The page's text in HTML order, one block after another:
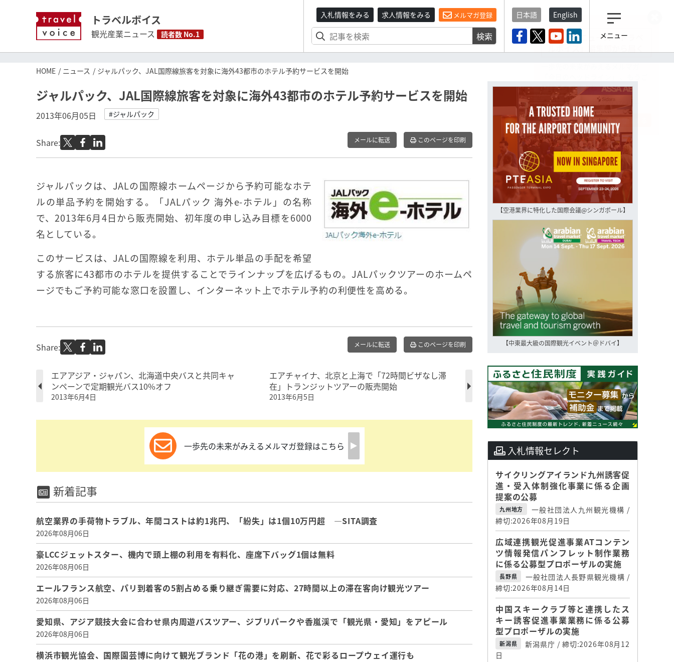
トラベルボイス
観光産業ニュース 読者数 No.1
入札情報をみる 求人情報をみる メルマガ登録
検索
日本語 English
メニュー
HOME ニュース ジャルパック、JAL国際線旅客を対象に海外43都市のホテル予約サービスを開始
ジャルパック、JAL国際線旅客を対象に海外43都市のホテル予約サービスを開始
2013年06月05日 #ジャルパック
Share: メールに転送 このページを印刷
ジャルパックは、JALの国際線ホームページから予約可能なホテ
ルの単品予約を開始する。「JALパック 海外e-ホテル」の名称
で、2013年6月4日から販売開始、初年度の申し込み目標を6000
名としている。
このサービスは、JALの国際線を利用、ホテル単品の手配を希望
する旅客に43都市のホテルを提供することでラインナップを広げるもの。JALパックツアーのホームペ
ージでもご予約可能な窓口を設置し、インターネット上でホテル予約の利便性を高める。
Share: メールに転送 このページを印刷
エアアジア・ジャパン、北海道中央バスと共同キャ
ンペーンで定期観光バス10%オフ
2013年6月4日
エアチャイナ、北京と上海で「72時間ビザなし滞
在」トランジットツアーの販売開始
2013年6月5日
一歩先の未来がみえるメルマガ登録はこちら
新着記事
航空業界の手荷物トラブル、年間コストは約1兆円、「紛失」は1個10万円超 ―SITA調査
2026年08月06日
豪LCCジェットスター、機内で頭上棚の利用を有料化、座席下バッグ1個は無料
2026年08月06日
エールフランス航空、パリ到着客の5割占める乗り継ぎ需要に対応、27時間以上の滞在客向け観光ツアー
2026年08月06日
愛知県、アジア競技大会に合わせ県内周遊バスツアー、ジブリパークや香嵐渓で「観光県・愛知」をアピール
2026年08月06日
横浜市観光協会、国際園芸博に向けて観光ブランド「花の港」を刷新、花で彩るロープウェイ運行も
【空港業界に特化した国際会議@シンガポール】
【中東最大級の国際観光イベント＠ドバイ】
入札情報セレクト
サイクリングアイランド九州誘客促
進・受入体制強化事業に係る企画
提案の公募
九州地方
一般社団法人九州観光機構 /
締切:2026年08月19日
広域連携観光促進事業ATコンテン
ツ情報発信パンフレット制作業務
に係る公募型プロポーザルの実施
長野県
一般社団法人長野県観光機構 /
締切:2026年08月14日
中国スキークラブ等と連携したス
キー誘客促進事業業務に係る公募
型プロポーザルの実施
新潟県
新潟県庁 / 締切:2026年08月12
日
観光産業ニュース「トラベ
登録済みですよね？
もし未だ登録していないなら…
いますぐ登録する